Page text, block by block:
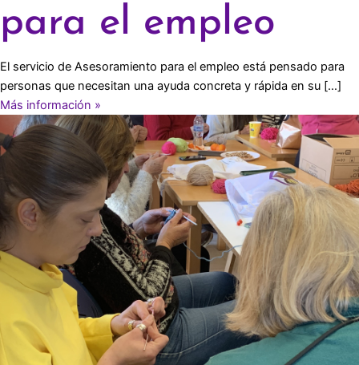
para el empleo
El servicio de Asesoramiento para el empleo está pensado para
personas que necesitan una ayuda concreta y rápida en su […]
Más información »